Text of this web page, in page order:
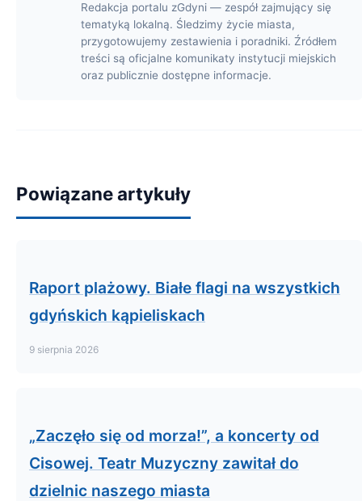
Redakcja portalu zGdyni — zespół zajmujący się
tematyką lokalną. Śledzimy życie miasta,
przygotowujemy zestawienia i poradniki. Źródłem
treści są oficjalne komunikaty instytucji miejskich
oraz publicznie dostępne informacje.
Powiązane artykuły
Raport plażowy. Białe flagi na wszystkich
gdyńskich kąpieliskach
9 sierpnia 2026
„Zaczęło się od morza!”, a koncerty od
Cisowej. Teatr Muzyczny zawitał do
dzielnic naszego miasta